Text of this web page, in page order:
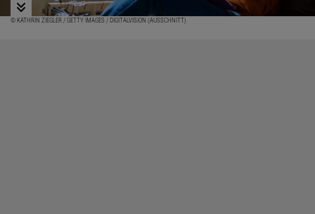
© KATHRIN ZIEGLER / GETTY IMAGES / DIGITALVISION (AUSSCHNITT)